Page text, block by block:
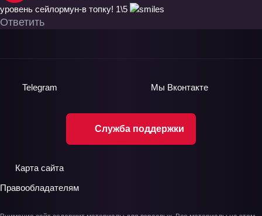
уровень сейлормун-в топку! 1\5
Ответить
Служба поддержки
Telegram Мы Вконтакте
Карта сайта
Правообладателям